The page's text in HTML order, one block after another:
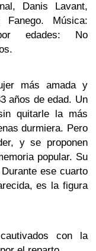
Danis Lavant,
Música:
edades: No
más amada y
años de edad. Un
quitarle la más
durmiera. Pero
y se proponen
popular. Su
ese cuarto
es la figura
con la